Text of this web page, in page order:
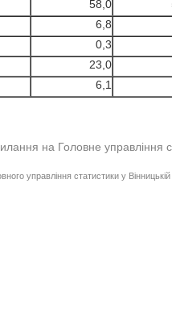
58,0
6,8
0,3
23,0
6,1
на Головне управління
управління статистики у Вінницькій